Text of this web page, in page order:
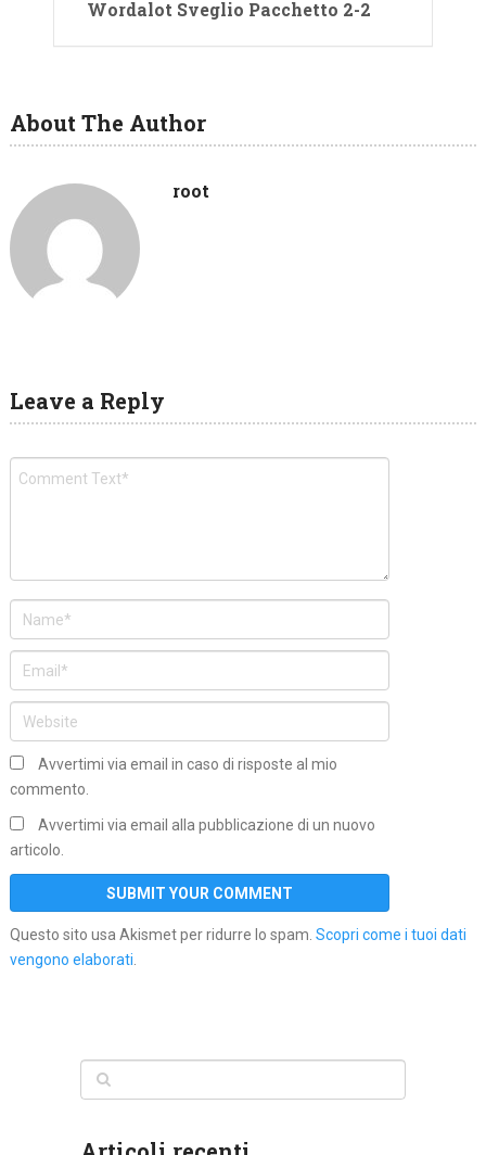
Wordalot Sveglio Pacchetto 2-2
About The Author
root
Leave a Reply
Avvertimi via email in caso di risposte al mio
commento.
Avvertimi via email alla pubblicazione di un nuovo
articolo.
Questo sito usa Akismet per ridurre lo spam. Scopri come i tuoi dati
vengono elaborati